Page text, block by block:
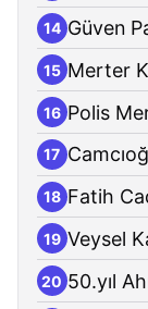
14 Güven
15 Merter
16 Polis
17
18 Fatih
19 Veysel
20 50.yıl